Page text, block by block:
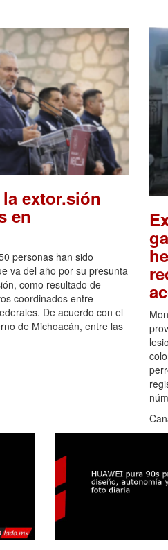
extor.sión
en
personas han sido
va del año por su presunta
como resultado de
coordinados entre
De acuerdo con el
de Michoacán, entre las